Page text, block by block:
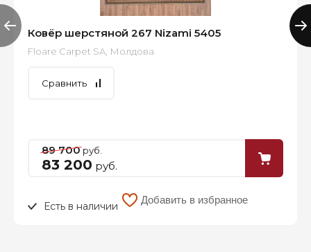
Ковёр шерстяной 267 Nizami 5405
Floare Carpet SA, Молдова
Сравнить
89 700руб.
83 200 руб.
Есть в наличии
Добавить в избранное